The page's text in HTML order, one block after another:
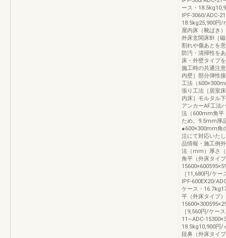
ース・
IPF‐3060/
18.5kg25,900円/
屋内床（靴ばき
外床玄関床BⅠ［
割れや傷あとを
防汚・清掃性を
床・外壁タイプ
施工時の共通注
内壁］部分弾性
工法（
張り工法［居室
内床］モルタル
アンカーAF工法
法（600mm角平
ため、9.5mm厚
●600×300mm角
注にて対応いた
品情報・施工例
法（mm）厚さ
角平（外床タイ
［11,680円/ケ
IPF‐600EX20/
ケース・
平（外床タイプ
［9,560円/ケー
18.5kg10,900円/
段鼻（外床タイ